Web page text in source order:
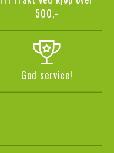
500,-
God service!